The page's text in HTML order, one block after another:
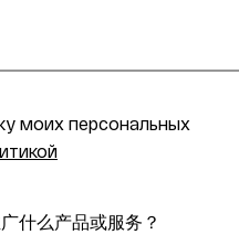
моих персональных
什么产品或服务？